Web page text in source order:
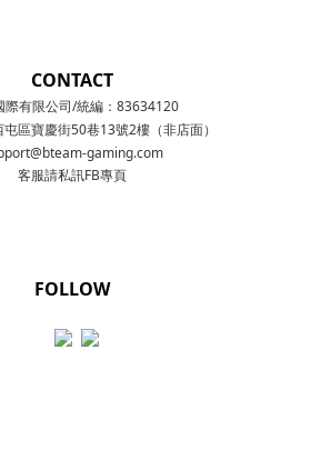
CONTACT
際有限公司/統編：83634120
區寶慶街50巷13號2樓（非店面）
gaming.com
客服請私訊FB專頁
FOLLOW